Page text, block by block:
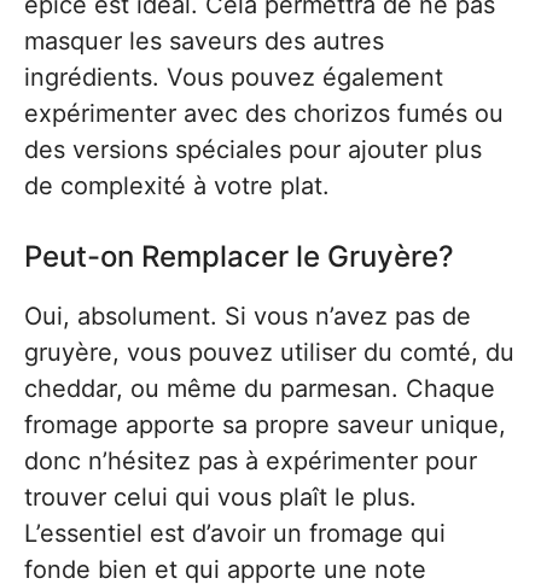
masquer les saveurs des autres
ingrédients. Vous pouvez également
expérimenter avec des chorizos fumés ou
des versions spéciales pour ajouter plus
de complexité à votre plat.
Peut-on Remplacer le Gruyère?
Oui, absolument. Si vous n’avez pas de
gruyère, vous pouvez utiliser du comté, du
cheddar, ou même du parmesan. Chaque
fromage apporte sa propre saveur unique,
donc n’hésitez pas à expérimenter pour
trouver celui qui vous plaît le plus.
L’essentiel est d’avoir un fromage qui
fonde bien et qui apporte une note